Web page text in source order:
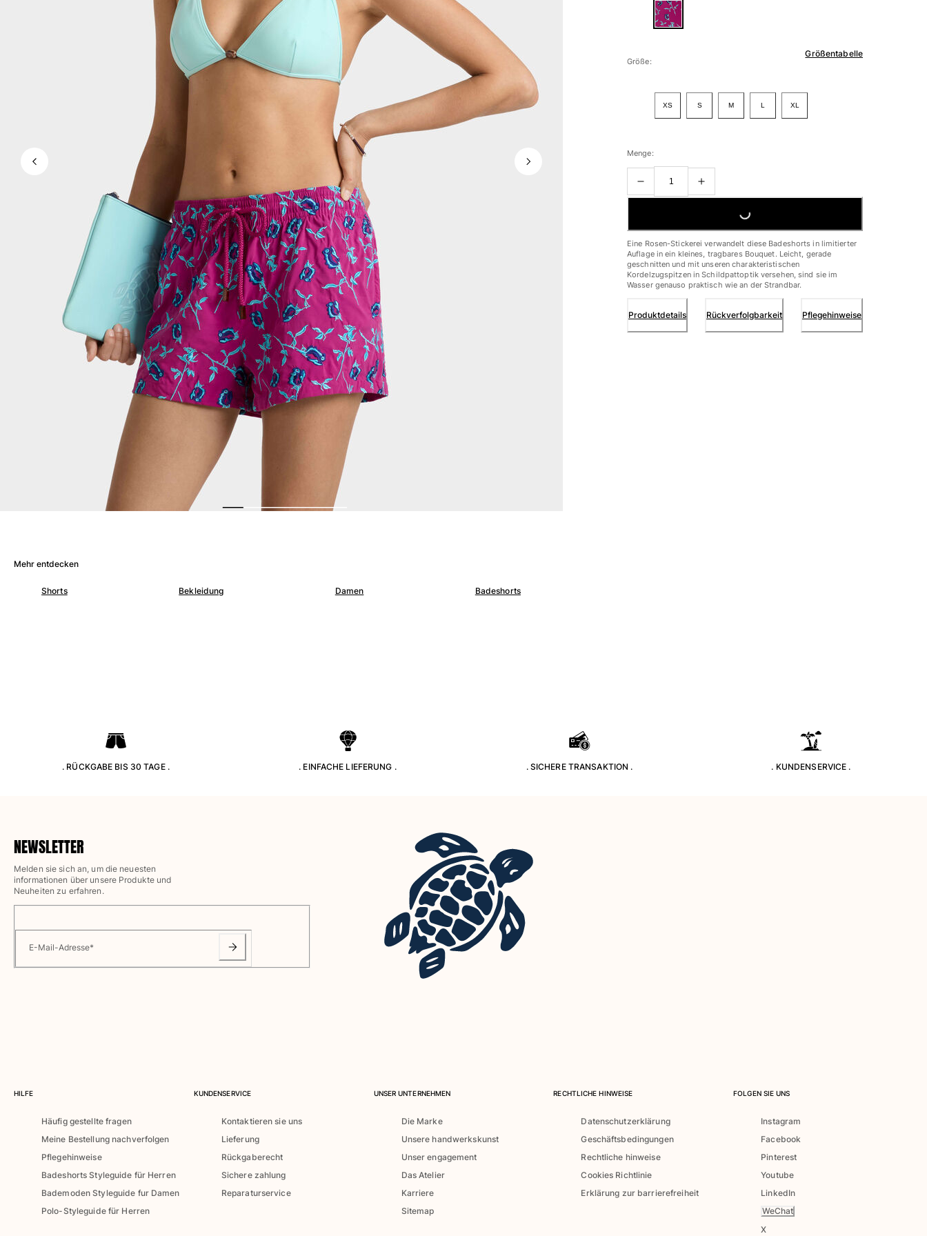
Magische Bademode
Alle Badehose anzeigen
Bekleidung
Hosen
Pullover
T-Shirts
Loungewear-kollektion
Alle Bekleidung anzeigen
Große Größen
Alle Große Größen anzeigen
Damen
Alle Damen anzeigen
Bademode
Bikinis
Alle Bademode anzeigen
Bekleidung
Hemden
Babys
Klassische
Klassische dünne Stoffe finden
Bademode Bestickte
Shirt mit UV-Schutz
Sweatshirts
Alle Bekleidung anzeigen
Alle Mädchen anzeigen
Größentabelle
Größe:
XS S M L XL
Menge:
LOADING...
Eine Rosen-Stickerei verwandelt diese Badeshorts in limitierter
Auflage in ein kleines, tragbares Bouquet. Leicht, gerade
geschnitten und mit unseren charakteristischen
Kordelzugspitzen in Schildpattoptik versehen, sind sie im
Wasser genauso praktisch wie an der Strandbar.
Produktdetails Rückverfolgbarkeit Pflegehinweise
Mehr entdecken
Shorts Bekleidung Damen Badeshorts
. RÜCKGABE BIS 30 TAGE . . EINFACHE LIEFERUNG . . SICHERE TRANSAKTION . . KUNDENSERVICE .
NEWSLETTER
Melden sie sich an, um die neuesten
informationen über unsere Produkte und
Neuheiten zu erfahren.
E-Mail-Adresse*
HILFE
Häufig gestellte fragen
Meine Bestellung nachverfolgen
Pflegehinweise
Badeshorts Styleguide für Herren
Bademoden Styleguide fur Damen
Polo-Styleguide für Herren
KUNDENSERVICE
Kontaktieren sie uns
Lieferung
Rückgaberecht
Sichere zahlung
Reparaturservice
UNSER UNTERNEHMEN
Die Marke
Unsere handwerkskunst
Unser engagement
Das Atelier
Karriere
Sitemap
RECHTLICHE HINWEISE
Datenschutzerklärung
Geschäftsbedingungen
Rechtliche hinweise
Cookies Richtlinie
Erklärung zur barrierefreiheit
FOLGEN SIE UNS
Instagram
Facebook
Pinterest
Youtube
LinkedIn
WeChat
X